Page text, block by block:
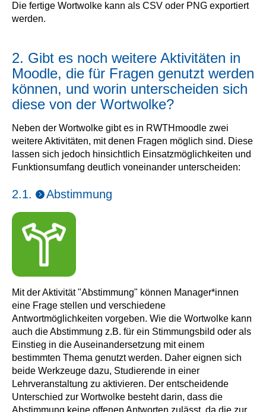
Die fertige Wortwolke kann als CSV oder PNG exportiert
werden.
2. Gibt es noch weitere Aktivitäten in
Moodle, die für Fragen genutzt werden
können, und worin unterscheiden sich
diese von der Wortwolke?
Neben der Wortwolke gibt es in RWTHmoodle zwei
weitere Aktivitäten, mit denen Fragen möglich sind. Diese
lassen sich jedoch hinsichtlich Einsatzmöglichkeiten und
Funktionsumfang deutlich voneinander unterscheiden:
2.1. Abstimmung
Mit der Aktivität "Abstimmung" können Manager*innen
eine Frage stellen und verschiedene
Antwortmöglichkeiten vorgeben. Wie die Wortwolke kann
auch die Abstimmung z.B. für ein Stimmungsbild oder als
Einstieg in die Auseinandersetzung mit einem
bestimmten Thema genutzt werden. Daher eignen sich
beide Werkzeuge dazu, Studierende in einer
Lehrveranstaltung zu aktivieren. Der entscheidende
Unterschied zur Wortwolke besteht darin, dass die